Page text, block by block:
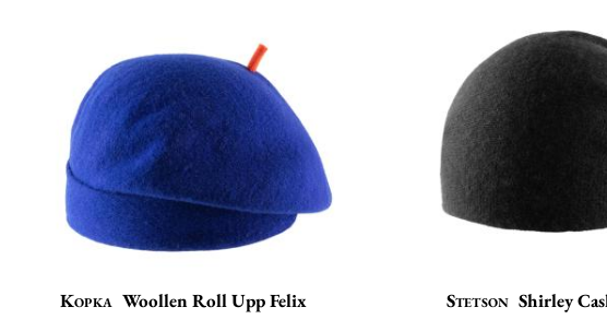
Kopka Woollen Roll Upp Felix Stetson Shirley